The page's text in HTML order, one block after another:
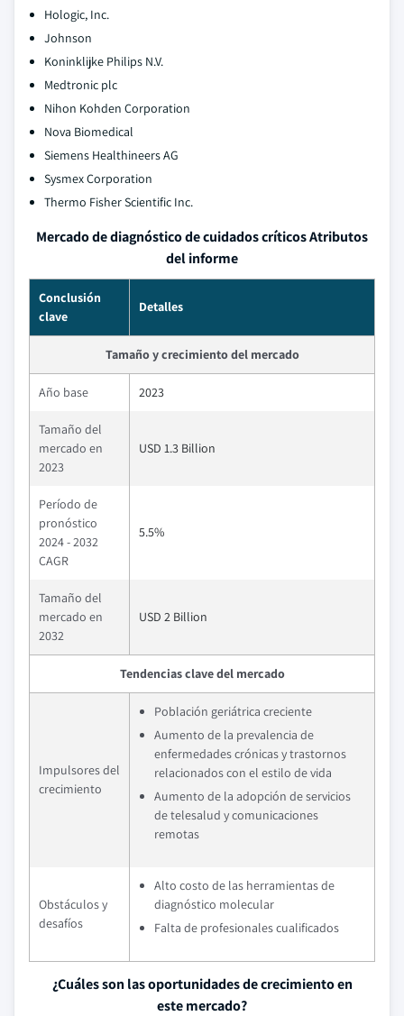
Hologic, Inc.
Johnson
Koninklijke Philips N.V.
Medtronic plc
Nihon Kohden Corporation
Nova Biomedical
Siemens Healthineers AG
Sysmex Corporation
Thermo Fisher Scientific Inc.
Mercado de diagnóstico de cuidados críticos Atributos
del informe
Conclusión
clave
Detalles
Tamaño y crecimiento del mercado
Año base 2023
Tamaño del
mercado en
2023
USD 1.3 Billion
Período de
pronóstico
2024 - 2032
CAGR
5.5%
Tamaño del
mercado en
2032
USD 2 Billion
Tendencias clave del mercado
Impulsores del
crecimiento
Población geriátrica creciente
Aumento de la prevalencia de
enfermedades crónicas y trastornos
relacionados con el estilo de vida
Aumento de la adopción de servicios
de telesalud y comunicaciones
remotas
Obstáculos y
desafíos
Alto costo de las herramientas de
diagnóstico molecular
Falta de profesionales cualificados
¿Cuáles son las oportunidades de crecimiento en
este mercado?